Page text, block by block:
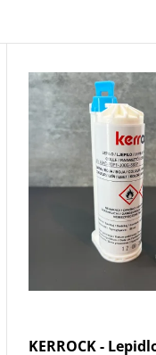
KERROCK -